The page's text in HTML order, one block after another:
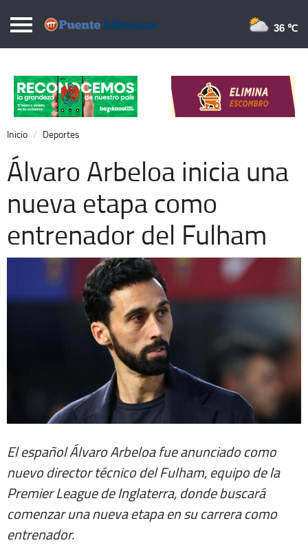
Puentelibre.mx
Local
Nacional
Opinión
Cronos
Economía
Espectáculos
36 ℃
Inicio Deportes
Álvaro Arbeloa inicia una
nueva etapa como
entrenador del Fulham
El español Álvaro Arbeloa fue anunciado como
nuevo director técnico del Fulham, equipo de la
Premier League de Inglaterra, donde buscará
comenzar una nueva etapa en su carrera como
entrenador.